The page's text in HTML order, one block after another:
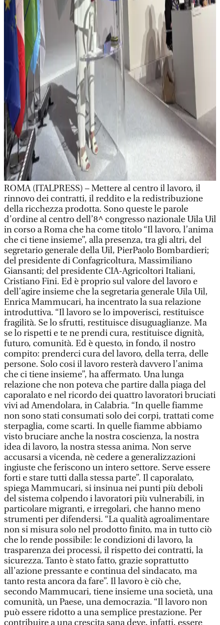
ROMA (ITALPRESS) – Mettere al centro il lavoro, il
rinnovo dei contratti, il reddito e la redistribuzione
della ricchezza prodotta. Sono queste le parole
d’ordine al centro dell’8^ congresso nazionale Uila Uil
in corso a Roma che ha come titolo “Il lavoro, l’anima
che ci tiene insieme”, alla presenza, tra gli altri, del
segretario generale della Uil, PierPaolo Bombardieri;
del presidente di Confagricoltura, Massimiliano
Giansanti; del presidente CIA-Agricoltori Italiani,
Cristiano Fini. Ed è proprio sul valore del lavoro e
dell’agire insieme che la segretaria generale Uila Uil,
Enrica Mammucari, ha incentrato la sua relazione
introduttiva. “Il lavoro se lo impoverisci, restituisce
fragilità. Se lo sfrutti, restituisce disuguaglianze. Ma
se lo rispetti e te ne prendi cura, restituisce dignità,
futuro, comunità. Ed è questo, in fondo, il nostro
compito: prenderci cura del lavoro, della terra, delle
persone. Solo cosi il lavoro resterà davvero l’anima
che ci tiene insieme”, ha affermato. Una lunga
relazione che non poteva che partire dalla piaga del
caporalato e nel ricordo dei quattro lavoratori bruciati
vivi ad Amendolara, in Calabria. “In quelle fiamme
non sono stati consumati solo dei corpi, trattati come
sterpaglia, come scarti. In quelle fiamme abbiamo
visto bruciare anche la nostra coscienza, la nostra
idea di lavoro, la nostra stessa anima. Non serve
accusarsi a vicenda, nè cedere a generalizzazioni
ingiuste che feriscono un intero settore. Serve essere
forti e stare tutti dalla stessa parte”. Il caporalato,
spiega Mammucari, si insinua nei punti più deboli
del sistema colpendo i lavoratori più vulnerabili, in
particolare migranti, e irregolari, che hanno meno
strumenti per difendersi. “La qualità agroalimentare
non si misura solo nel prodotto finito, ma in tutto ciò
che lo rende possibile: le condizioni di lavoro, la
trasparenza dei processi, il rispetto dei contratti, la
sicurezza. Tanto è stato fatto, grazie soprattutto
all’azione pressante e continua del sindacato, ma
tanto resta ancora da fare”. Il lavoro è ciò che,
secondo Mammucari, tiene insieme una società, una
comunità, un Paese, una democrazia. “Il lavoro non
può essere ridotto a una semplice prestazione. Per
contribuire a una crescita sana deve, infatti, essere